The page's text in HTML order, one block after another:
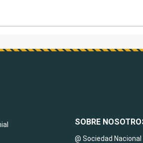
SOBRE
@ Sociedad